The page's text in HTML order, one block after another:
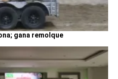
gana remolque